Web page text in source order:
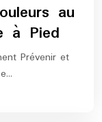
marathon
au
à Pied
Prévenir et